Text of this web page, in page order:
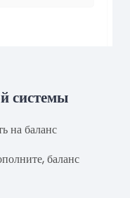
системы
на баланс
баланс